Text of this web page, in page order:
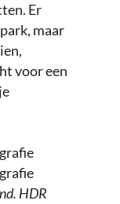
Er
maar
voor een
HDR